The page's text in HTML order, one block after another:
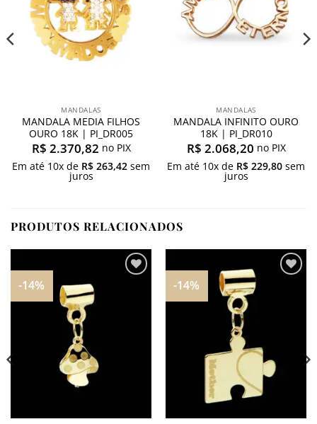
MANDALAS
MANDALA MEDIA FILHOS
OURO 18K | PI_DR005
R$ 2.370,82 no PIX
Em até 10x de R$ 263,42 sem
juros
MANDALAS
MANDALA INFINITO OURO
18K | PI_DR010
R$ 2.068,20 no PIX
Em até 10x de R$ 229,80 sem
juros
PRODUTOS RELACIONADOS
-14% -14%